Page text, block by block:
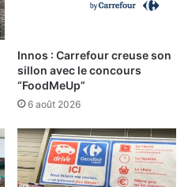
Innos : Carrefour creuse son
sillon avec le concours
“FoodMeUp”
6 août 2026